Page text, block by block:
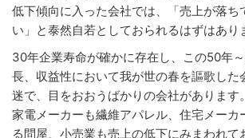
低下傾向に入った会社では、「売上が落ち
い」と泰然自若としておられるはずはあり
30年企業寿命が確かに存在し、この50年
長、収益性において我が世の春を謳歌した
迷で、目をおおうばかりの会社があります。
家電メーカーも繊維アパレル、住宅メーカ
る問屋、小売業も売上の低下にみまわれて